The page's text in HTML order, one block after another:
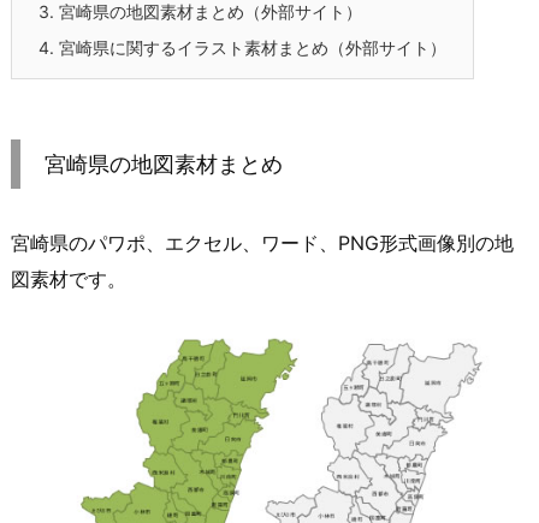
3. 宮崎県の地図素材まとめ（外部サイト）
4. 宮崎県に関するイラスト素材まとめ（外部サイト）
宮崎県の地図素材まとめ
宮崎県のパワポ、エクセル、ワード、PNG形式画像別の地
図素材です。